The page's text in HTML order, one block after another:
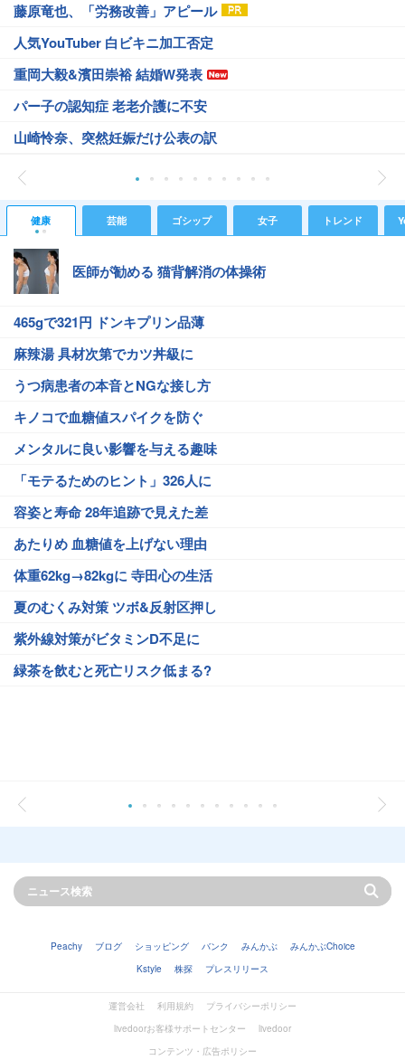
藤原竜也、「労務改善」アピール
人気YouTuber 白ビキニ加工否定
重岡大毅&濱田崇裕 結婚W発表
パー子の認知症 老老介護に不安
山崎怜奈、突然妊娠だけ公表の訳
健康 芸能 ゴシップ 女子 トレンド
医師が勧める 猫背解消の体操術
465gで321円 ドンキプリン品薄
麻辣湯 具材次第でカツ丼級に
うつ病患者の本音とNGな接し方
キノコで血糖値スパイクを防ぐ
メンタルに良い影響を与える趣味
「モテるためのヒント」326人に
容姿と寿命 28年追跡で見えた差
あたりめ 血糖値を上げない理由
体重62kg→82kgに 寺田心の生活
夏のむくみ対策 ツボ&反射区押し
紫外線対策がビタミンD不足に
緑茶を飲むと死亡リスク低まる?
Peachy ブログ ショッピング バンク みんかぶ
みんかぶChoice
Kstyle
株探 プレスリリース
運営会社 利用規約
プライバシーポリシー
livedoorお客様サポートセンター
livedoor
コンテンツ・広告ポリシー